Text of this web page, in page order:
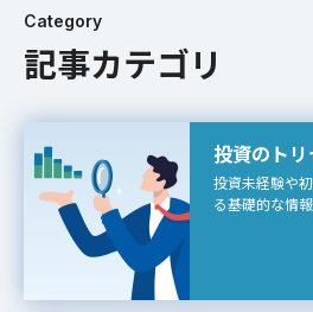
Category
記事カテゴリ
投資のト
投資未経験や
る基礎的な情